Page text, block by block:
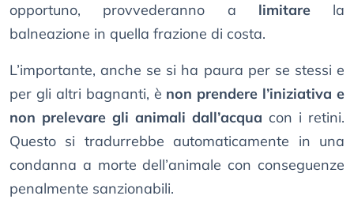
opportuno, provvederanno a limitarela
balneazione in quella frazione di costa.
L’importante, anche se si ha paura per se stessi e
per gli altri bagnanti, è non prendere l’iniziativa e
non prelevare gli animali dall’acqua con i retini.
Questo si tradurrebbe automaticamente in una
condanna a morte dell’animale con conseguenze
penalmente sanzionabili.